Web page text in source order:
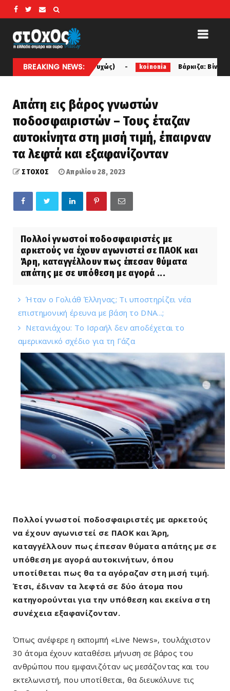
BREAKING NEWS:
ρίξει... (ευτυχώς) koinonia Βάρκιζα: Βίντεο ντοκουμέντο
Απάτη εις βάρος γνωστών
ποδοσφαιριστών – Τους έταζαν
αυτοκίνητα στη μισή τιμή, έπαιρναν
τα λεφτά και εξαφανίζονταν
ΣΤΟΧΟΣ Απριλίου 28, 2023
Πολλοί γνωστοί ποδοσφαιριστές με
αρκετούς να έχουν αγωνιστεί σε ΠΑΟΚ και
Άρη, καταγγέλλουν πως έπεσαν θύματα
απάτης με σε υπόθεση με αγορά ...
Ήταν ο Γολιάθ Έλληνας; Τι υποστηρίζει νέα
επιστημονική έρευνα με βάση το DNA...;
Νετανιάχου: Το Ισραήλ δεν αποδέχεται το
αμερικανικό σχέδιο για τη Γάζα
Πολλοί γνωστοί ποδοσφαιριστές με αρκετούς
να έχουν αγωνιστεί σε ΠΑΟΚ και Άρη,
καταγγέλλουν πως έπεσαν θύματα απάτης με σε
υπόθεση με αγορά αυτοκινήτων, όπου
υποτίθεται πως θα τα αγόραζαν στη μισή τιμή.
Έτσι, έδιναν τα λεφτά σε δύο άτομα που
κατηγορούνται για την υπόθεση και εκείνα στη
συνέχεια εξαφανίζονταν.
Όπως ανέφερε η εκπομπή «Live News», τουλάχιστον
30 άτομα έχουν καταθέσει μήνυση σε βάρος του
ανθρώπου που εμφανιζόταν ως μεσάζοντας και του
εκτελωνιστή, που υποτίθεται, θα διευκόλυνε τις